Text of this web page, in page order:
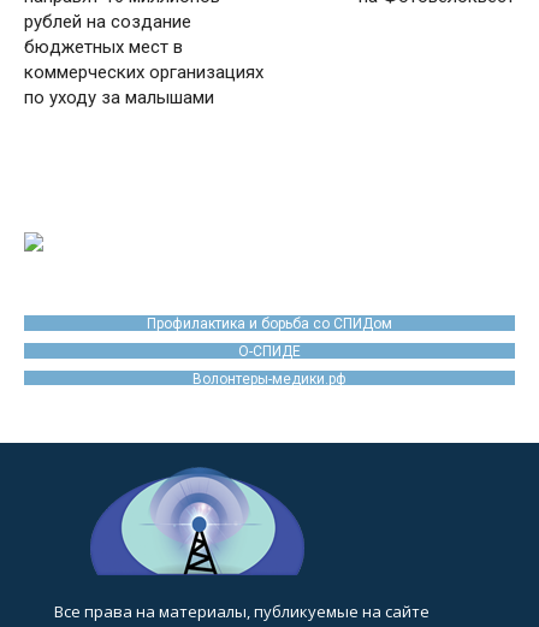
рублей на создание
бюджетных мест в
коммерческих организациях
по уходу за малышами
Профилактика и борьба со СПИДом
О-СПИДЕ
Волонтеры-медики.рф
Все права на материалы, публикуемые на сайте